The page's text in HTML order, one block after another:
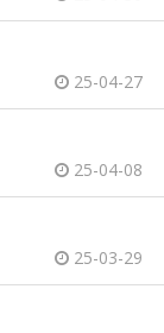
25-04-27
25-04-08
25-03-29